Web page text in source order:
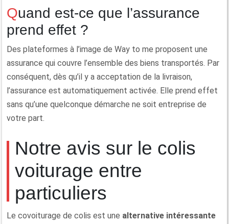
Quand est-ce que l’assurance
prend effet ?
Des plateformes à l’image de Way to me proposent une
assurance qui couvre l’ensemble des biens transportés. Par
conséquent, dès qu’il y a acceptation de la livraison,
l’assurance est automatiquement activée. Elle prend effet
sans qu’une quelconque démarche ne soit entreprise de
votre part.
Notre avis sur le colis
voiturage entre
particuliers
Le covoiturage de colis est une alternative intéressante